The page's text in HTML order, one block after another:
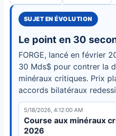
SUJET EN ÉVOLUTION
Le point en 30
FORGE, lancé en février
30 Mds$ pour contrer la
minéraux critiques. Prix
accords bilatéraux
d'approvisionnement.
5/18/2026, 4:12:00 AM
Course aux minéraux
2026